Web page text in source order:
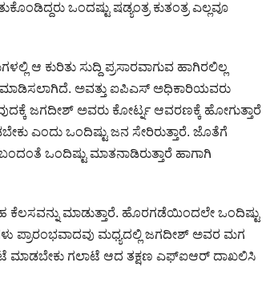
ಒಂದಷ್ಟು ಷಡ್ಯಂತ್ರ ಕುತಂತ್ರ ಎಲ್ಲವೂ
ಕುರಿತು ಸುದ್ದಿ ಪ್ರಸಾರವಾಗುವ ಹಾಗಿರಲಿಲ್ಲ
ಅವತ್ತು ಐಪಿಎಸ್ ಅಧಿಕಾರಿಯವರು
ಜಗದೀಶ್ ಅವರು ಕೋರ್ಟ್ನ ಆವರಣಕ್ಕೆ ಹೋಗುತ್ತಾರೆ
ಎಂದು ಒಂದಿಷ್ಟು ಜನ ಸೇರಿರುತ್ತಾರೆ. ಜೊತೆಗೆ
ಒಂದಿಷ್ಟು ಮಾತನಾಡಿರುತ್ತಾರೆ ಹಾಗಾಗಿ
ಕೆಲಸವನ್ನು ಮಾಡುತ್ತಾರೆ. ಹೊರಗಡೆಯಿಂದಲೇ ಒಂದಿಷ್ಟು
ಪ್ರಾರಂಭವಾದವು ಮಧ್ಯದಲ್ಲಿ ಜಗದೀಶ್ ಅವರ ಮಗ
ಮಾಡಬೇಕು ಗಲಾಟೆ ಆದ ತಕ್ಷಣ ಎಫ್ಐಆರ್ ದಾಖಲಿಸಿ